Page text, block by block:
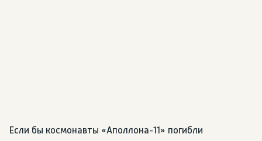
Если бы космонавты «Аполлона-11» погибли